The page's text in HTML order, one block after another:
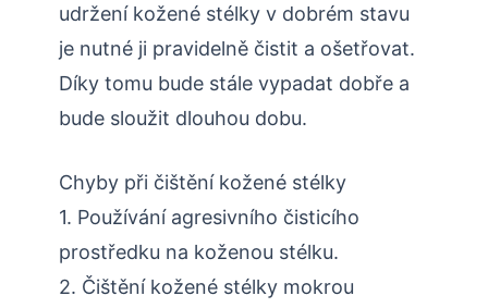
udržení kožené stélky v dobrém stavu
je nutné ji pravidelně čistit a ošetřovat.
Díky tomu bude stále vypadat dobře a
bude sloužit dlouhou dobu.
Chyby při čištění kožené stélky
1. Používání agresivního čisticího
prostředku na koženou stélku.
2. Čištění kožené stélky mokrou